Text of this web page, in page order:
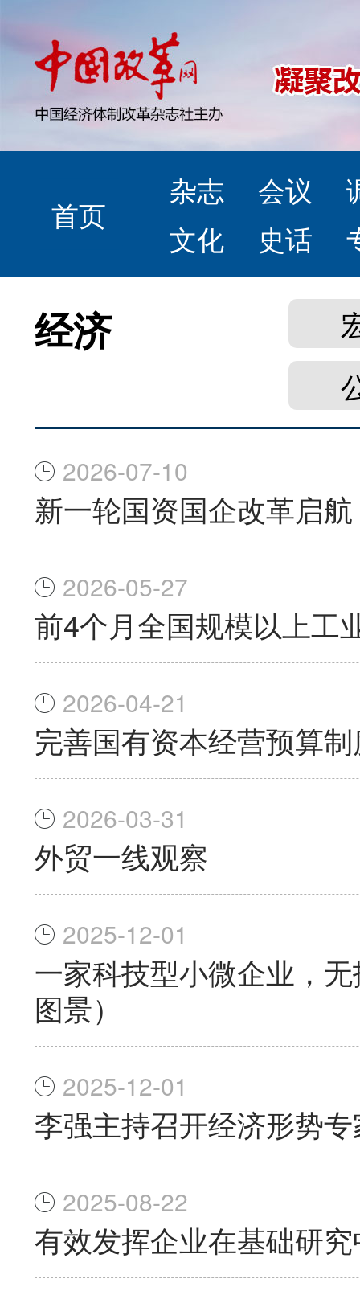
首页
杂志 会议
文化
史话
经济
2026-07-10
新一轮国资国企改革启航
2026-05-27
前4个月全国规模以上工
2026-04-21
完善国有资本经营预算
2026-03-31
外贸一线观察
2025-12-01
一家科技型小微企业，
图景）
2025-12-01
李强主持召开经济形势
2025-08-22
有效发挥企业在基础研